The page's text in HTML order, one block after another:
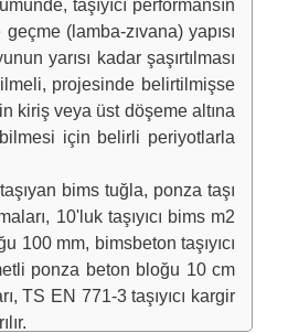
taşıyıcı performansın
(lamba-zıvana) yapısı
yarısı kadar şaşırtılması
projesinde belirtilmişse
kiriş veya üst döşeme altına
için belirli periyotlarla
bims tuğla, ponza taşı
10'luk taşıyıcı bims m2
100 mm, bimsbeton taşıyıcı
ponza beton bloğu 10 cm
TS EN 771-3 taşıyıcı kargir